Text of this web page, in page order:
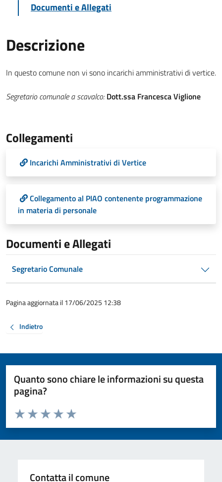
Documenti e Allegati
Descrizione
In questo comune non vi sono incarichi amministrativi di vertice.
Segretario comunale a scavalco:Dott.ssa Francesca Viglione
Collegamenti
Incarichi Amministrativi di Vertice
Collegamento al PIAO contenente programmazione
in materia di personale
Documenti e Allegati
Segretario Comunale
Pagina aggiornata il 17/06/2025 12:38
Indietro
Quanto sono chiare le informazioni su questa
pagina?
Valuta da 1 a 5 stelle la pagina
Valuta 5 stelle su 5
Valuta 4 stelle su 5
Valuta 3 stelle su 5
Valuta 2 stelle su 5
Valuta 1 stelle su 5
Contatta il comune